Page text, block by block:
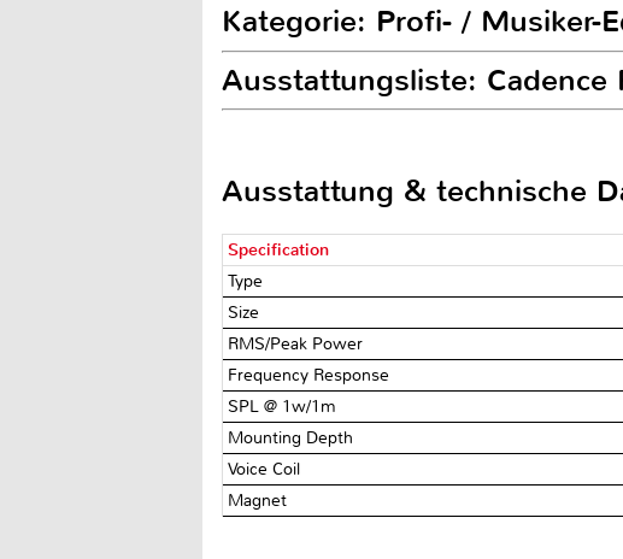
Kategorie: Profi- / Musiker-
Ausstattungsliste: Cadence
Ausstattung & technische
Specification
Type
Size
RMS/Peak Power
Frequency Response
SPL @ 1w/1m
Mounting Depth
Voice Coil
Magnet